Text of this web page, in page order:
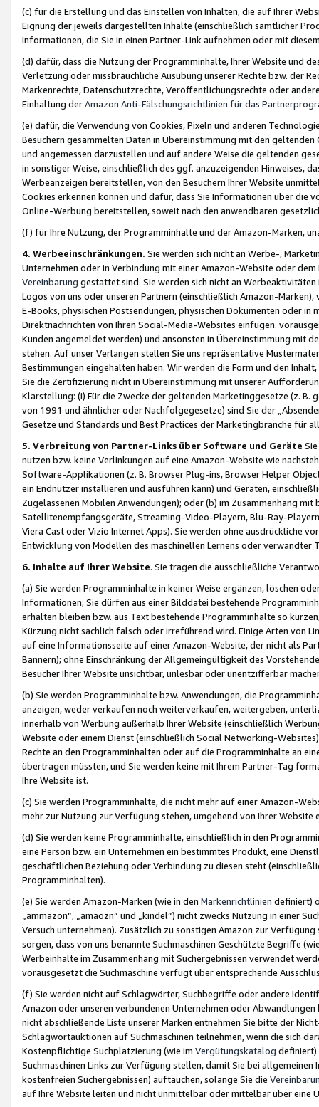
(c) für die Erstellung und das Einstellen von Inhalten, die auf Ihrer
Eignung der jeweils dargestellten Inhalte (einschließlich sämtlicher
Informationen, die Sie in einen Partner-Link aufnehmen oder mit
(d) dafür, dass die Nutzung der Programminhalte, Ihrer Website und
Verletzung oder missbräuchliche Ausübung unserer Rechte bzw. der
Markenrechte, Datenschutzrechte, Veröffentlichungsrechte oder
Einhaltung derAmazon Anti-Fälschungsrichtlinien für das
(e) dafür, die Verwendung von Cookies, Pixeln und anderen
Besuchern gesammelten Daten in Übereinstimmung mit den
und angemessen darzustellen und auf andere Weise die geltenden
in sonstiger Weise, einschließlich des ggf. anzuzeigenden Hinweises,
Werbeanzeigen bereitstellen, von den Besuchern Ihrer Website
Cookies erkennen können und dafür, dass Sie Informationen über die
Online-Werbung bereitstellen, soweit nach den anwendbaren
(f) für Ihre Nutzung, der Programminhalte und der Amazon-Marken,
4. Werbeeinschränkungen. Sie werden sich nicht an Werbe-,
Unternehmen oder in Verbindung mit einer Amazon-Website oder
Vereinbarung gestattet sind. Sie werden sich nicht an
Logos von uns oder unseren Partnern (einschließlich Amazon-
E-Books, physischen Postsendungen, physischen Dokumenten oder in
Direktnachrichten von Ihren Social-Media-Websites einfügen.
Kunden angemeldet werden) und ansonsten in Übereinstimmung mit
stehen. Auf unser Verlangen stellen Sie uns repräsentative
Bestimmungen eingehalten haben. Wir werden die Form und den
Sie die Zertifizierung nicht in Übereinstimmung mit unserer
Klarstellung: (i) Für die Zwecke der geltenden Marketinggesetze (z. B.
von 1991 und ähnlicher oder Nachfolgegesetze) sind Sie der
Gesetze und Standards und Best Practices der Marketingbranche für
5. Verbreitung von Partner-Links über Software und Geräte
nutzen bzw. keine Verlinkungen auf eine Amazon-Website wie
Software-Applikationen (z. B. Browser Plug-ins, Browser Helper
ein Endnutzer installieren und ausführen kann) und Geräten,
Zugelassenen Mobilen Anwendungen); oder (b) im Zusammenhang
Satellitenempfangsgeräte, Streaming-Video-Playern, Blu-Ray-
Viera Cast oder Vizio Internet Apps). Sie werden ohne ausdrückliche
Entwicklung von Modellen des maschinellen Lernens oder
6. Inhalte auf Ihrer Website. Sie tragen die ausschließliche
(a) Sie werden Programminhalte in keiner Weise ergänzen, löschen
Informationen; Sie dürfen aus einer Bilddatei bestehende
erhalten bleiben bzw. aus Text bestehende Programminhalte so
Kürzung nicht sachlich falsch oder irreführend wird. Einige Arten von
auf eine Informationsseite auf einer Amazon-Website, der nicht als
Bannern); ohne Einschränkung der Allgemeingültigkeit des
Besucher Ihrer Website unsichtbar, unlesbar oder unentzifferbar
(b) Sie werden Programminhalte bzw. Anwendungen, die
anzeigen, weder verkaufen noch weiterverkaufen, weitergeben,
innerhalb von Werbung außerhalb Ihrer Website (einschließlich
Website oder einem Dienst (einschließlich Social Networking-
Rechte an den Programminhalten oder auf die Programminhalte an
übertragen müssten, und Sie werden keine mit Ihrem Partner-Tag
Ihre Website ist.
(c) Sie werden Programminhalte, die nicht mehr auf einer Amazon-
mehr zur Nutzung zur Verfügung stehen, umgehend von Ihrer
(d) Sie werden keine Programminhalte, einschließlich in den
eine Person bzw. ein Unternehmen ein bestimmtes Produkt, eine
geschäftlichen Beziehung oder Verbindung zu diesen steht
Programminhalten).
(e) Sie werden Amazon-Marken (wie in den Markenrichtlinien definiert)
„ammazon“, „amaozn“ und „kindel“) nicht zwecks Nutzung in einer
Versuch unternehmen). Zusätzlich zu sonstigen Amazon zur
sorgen, dass von uns benannte Suchmaschinen Geschützte Begriffe
Werbeinhalte im Zusammenhang mit Suchergebnissen verwendet
vorausgesetzt die Suchmaschine verfügt über entsprechende
(f) Sie werden nicht auf Schlagwörter, Suchbegriffe oder andere
Amazon oder unseren verbundenen Unternehmen oder
nicht abschließende Liste unserer Marken entnehmen Sie bitte der
Schlagwortauktionen auf Suchmaschinen teilnehmen, wenn die sich
Kostenpflichtige Suchplatzierung (wie im Vergütungskatalog definiert)
Suchmaschinen Links zur Verfügung stellen, damit Sie bei
kostenfreien Suchergebnissen) auftauchen, solange Sie die
auf Ihre Website leiten und nicht unmittelbar oder mittelbar über eine